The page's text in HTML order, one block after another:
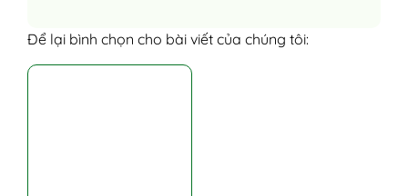
Để lại bình chọn cho bài viết của chúng tôi: